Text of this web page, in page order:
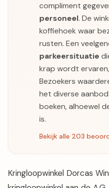
compliment
personeel. De
koffiehoek waar
rusten. Een
parkeersituatie
krap wordt
Bezoekers
het diverse
boeken, alhoewel
is.
Bekijk alle 203
Kringloopwinkel Dorcas